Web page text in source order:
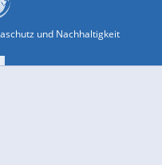
und Nachhaltigkeit